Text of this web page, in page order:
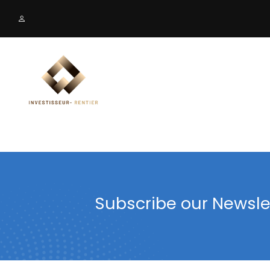
Course Category
Formation
Top
Subscribe our